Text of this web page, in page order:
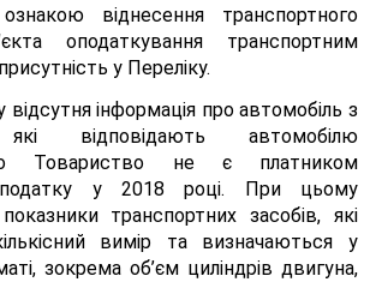
віднесення транспортного
оподаткування транспортним
у Переліку.
інформація про автомобіль з
відповідають автомобілю
Товариство не є платником
податку у 2018 році. При цьому
транспортних засобів, які
вимір та визначаються у
зокрема об’єм циліндрів двигуна,